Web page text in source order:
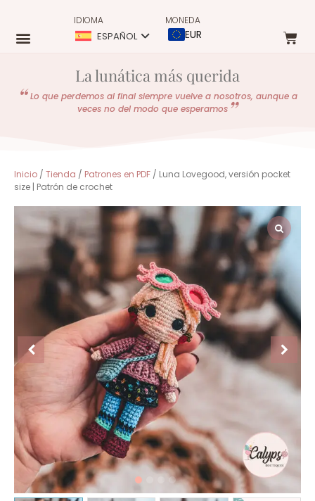
IDIOMA
ESPAÑOL
MONEDA
EUR
La lunática más querida
Lo que perdemos al final siempre vuelve a nosotros, aunque a
veces no del modo que esperamos
Inicio / Tienda / Patrones en PDF / Luna Lovegood, versión pocket
size | Patrón de crochet